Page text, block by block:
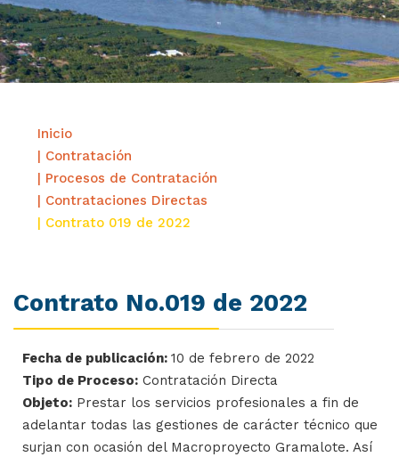
Inicio
| Contratación
| Procesos de Contratación
| Contrataciones Directas
| Contrato 019 de 2022
Contrato No.019 de 2022
Fecha de publicación: 10 de febrero de 2022
Tipo de Proceso: Contratación Directa
Objeto: Prestar los servicios profesionales a fin de
adelantar todas las gestiones de carácter técnico que
surjan con ocasión del Macroproyecto Gramalote. Así